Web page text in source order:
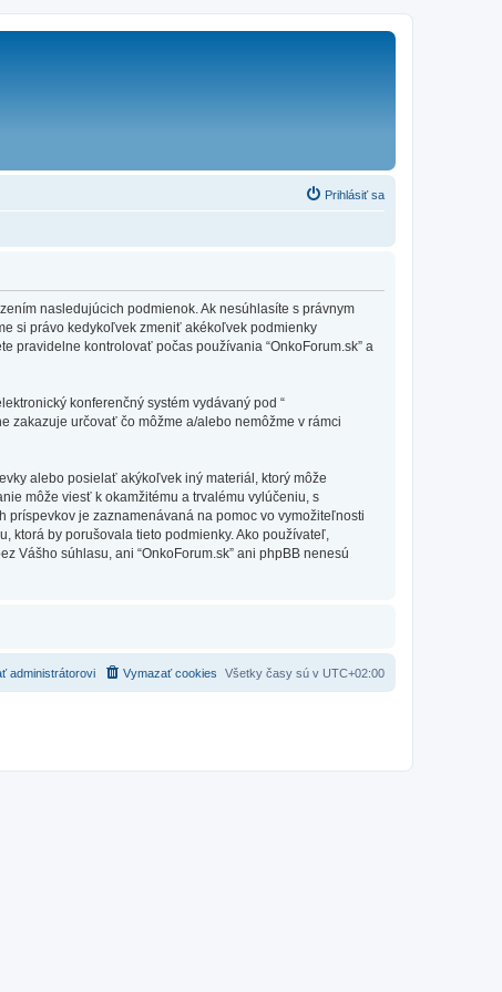
Prihlásiť sa
nasledujúcich podmienok. Ak nesúhlasíte s právnym
si právo kedykoľvek zmeniť akékoľvek podmienky
pravidelne kontrolovať počas používania “OnkoForum.sk” a
konferenčný systém vydávaný pod “
zakazuje určovať čo môžme a/alebo nemôžme v rámci
alebo posielať akýkoľvek iný materiál, ktorý môže
môže viesť k okamžitému a trvalému vylúčeniu, s
je zaznamenávaná na pomoc vo vymožiteľnosti
ktorá by porušovala tieto podmienky. Ako používateľ,
Vášho súhlasu, ani “OnkoForum.sk” ani phpBB nenesú
Všetky časy sú v UTC+02:00
Vymazať cookies
administrátorovi